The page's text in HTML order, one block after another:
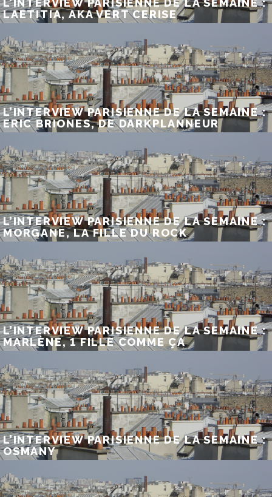
L’INTERVIEW PARISIENNE DE LA SEMAINE :
LAETITIA, AKA VERT CERISE
L’INTERVIEW PARISIENNE DE LA SEMAINE :
ERIC BRIONES, DE DARKPLANNEUR
L’INTERVIEW PARISIENNE DE LA SEMAINE :
MORGANE, LA FILLE DU ROCK
L’INTERVIEW PARISIENNE DE LA SEMAINE :
MARLÈNE, 1 FILLE COMME ÇA
L’INTERVIEW PARISIENNE DE LA SEMAINE :
OSMANY